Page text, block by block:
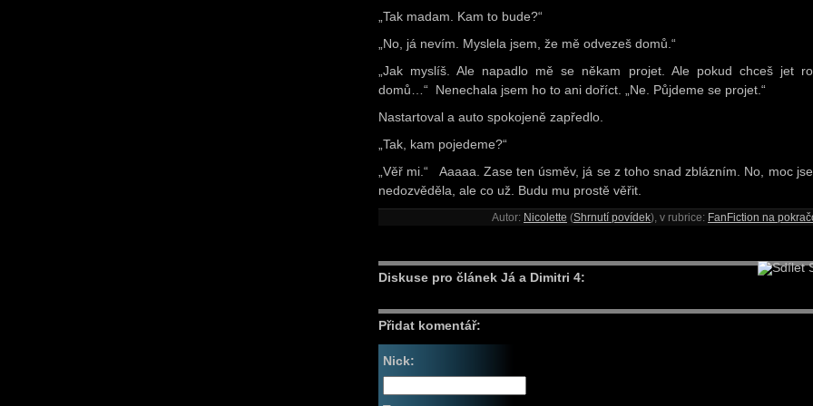
„Tak madam. Kam to bude?“
„No, já nevím. Myslela jsem, že mě odvezeš domů.“
„Jak myslíš. Ale napadlo mě se někam projet. Ale pokud chceš jet
domů…“ Nenechala jsem ho to ani doříct. „Ne. Půjdeme se projet.“
Nastartoval a auto spokojeně zapředlo.
„Tak, kam pojedeme?“
„Věř mi.“ Aaaaa. Zase ten úsměv, já se z toho snad zblázním. No, moc
nedozvěděla, ale co už. Budu mu prostě věřit.
Autor: Nicolette (Shrnutí povídek), v rubrice: FanFiction na
Diskuse pro článek Já a Dimitri 4:
Přidat komentář:
Nick: